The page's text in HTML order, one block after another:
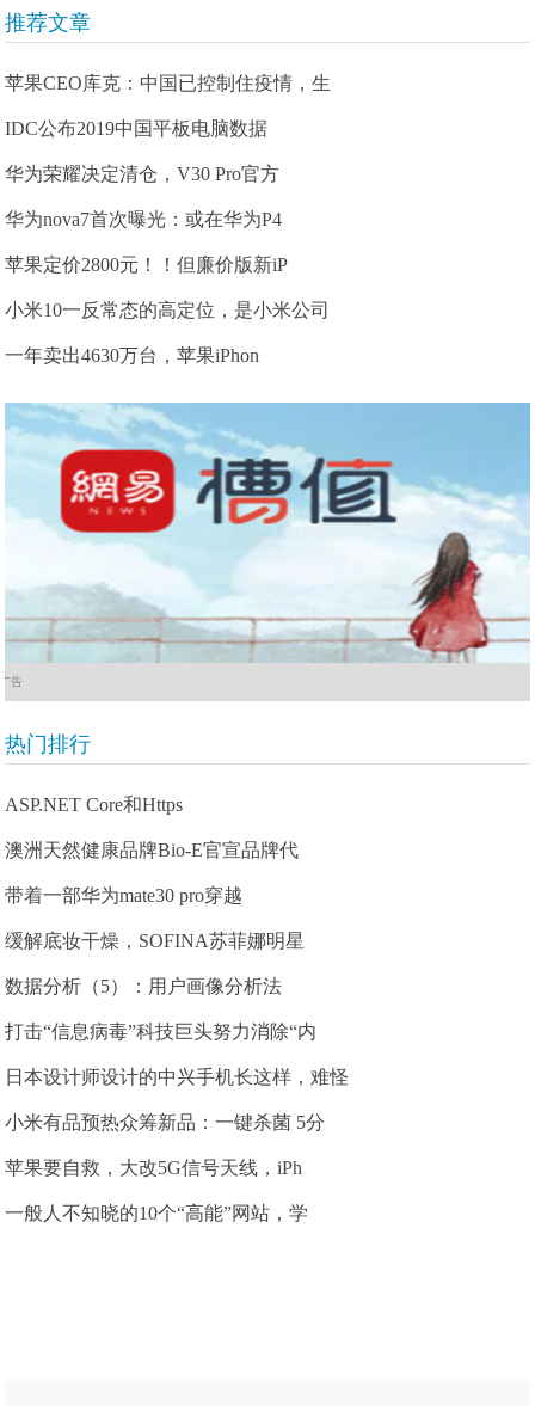
推荐文章
苹果CEO库克：中国已控制住疫情，生
IDC公布2019中国平板电脑数据
华为荣耀决定清仓，V30 Pro官方
华为nova7首次曝光：或在华为P4
苹果定价2800元！！但廉价版新iP
小米10一反常态的高定位，是小米公司
一年卖出4630万台，苹果iPhon
广告
热门排行
ASP.NET Core和Https
澳洲天然健康品牌Bio-E官宣品牌代
带着一部华为mate30 pro穿越
缓解底妆干燥，SOFINA苏菲娜明星
数据分析（5）：用户画像分析法
打击“信息病毒”科技巨头努力消除“内
日本设计师设计的中兴手机长这样，难怪
小米有品预热众筹新品：一键杀菌 5分
苹果要自救，大改5G信号天线，iPh
一般人不知晓的10个“高能”网站，学